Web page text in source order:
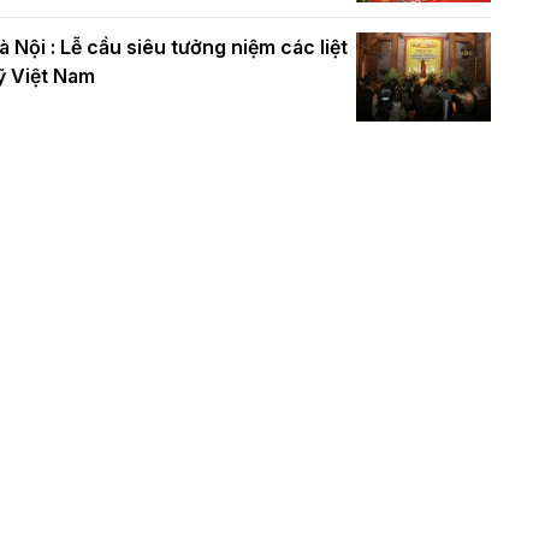
Nội : Lễ cầu siêu tưởng niệm các liệt
Việt Nam